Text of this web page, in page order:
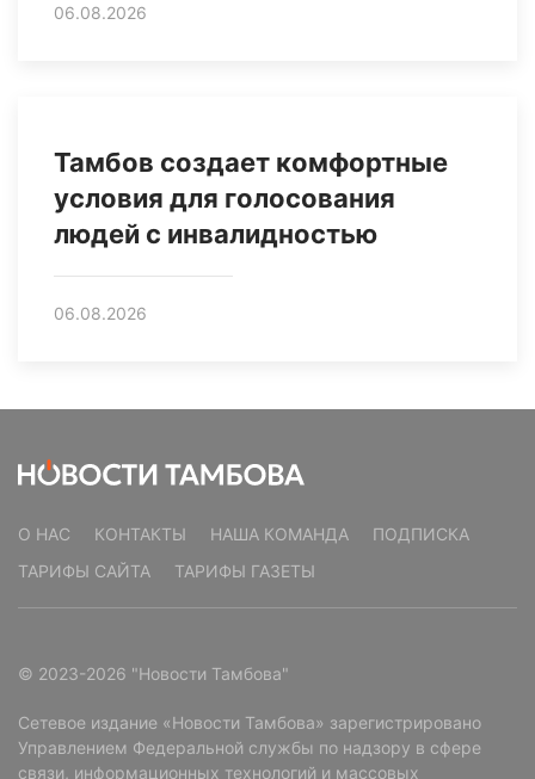
06.08.2026
Тамбов создает комфортные
условия для голосования
людей с инвалидностью
06.08.2026
О НАС КОНТАКТЫ НАША КОМАНДА
ПОДПИСКА
ТАРИФЫ САЙТА
ТАРИФЫ ГАЗЕТЫ
© 2023-2026 "Новости Тамбова"
Сетевое издание «Новости Тамбова» зарегистрировано
Управлением Федеральной службы по надзору в сфере
связи, информационных технологий и массовых